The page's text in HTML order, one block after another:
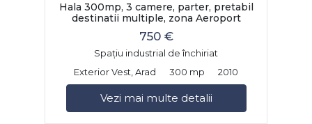
Hala 300mp, 3 camere, parter, pretabil
destinatii multiple, zona Aeroport
750 €
Spațiu industrial de închiriat
Exterior Vest, Arad
300 mp 2010
Vezi mai multe detalii